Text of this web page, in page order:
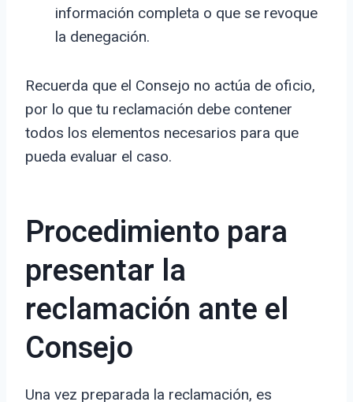
información completa o que se revoque
la denegación.
Recuerda que el Consejo no actúa de oficio,
por lo que tu reclamación debe contener
todos los elementos necesarios para que
pueda evaluar el caso.
Procedimiento para
presentar la
reclamación ante el
Consejo
Una vez preparada la reclamación, es